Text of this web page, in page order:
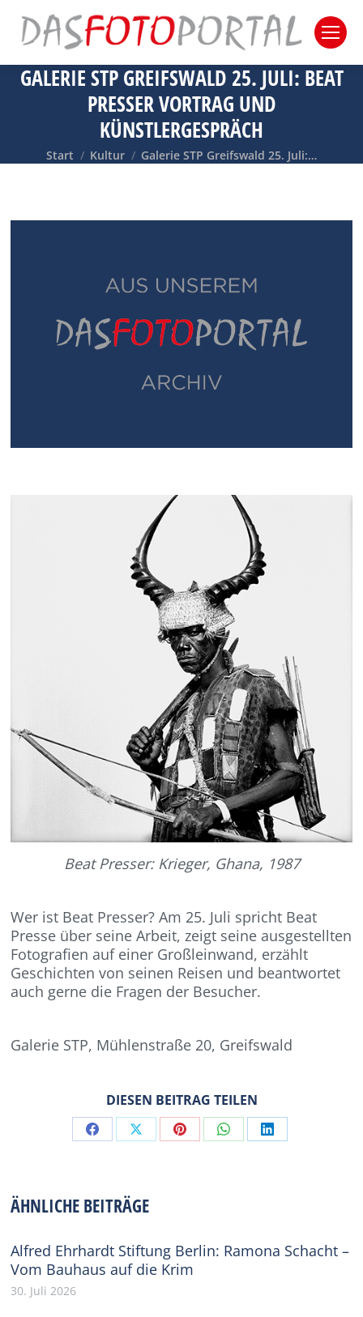
GALERIE STP GREIFSWALD 25. JULI: BEAT
PRESSER VORTRAG UND
KÜNSTLERGESPRÄCH
Sie befinden sich hier:
Start Kultur Galerie STP Greifswald 25. Juli:…
Beat Presser: Krieger, Ghana, 1987
Wer ist Beat Presser? Am 25. Juli spricht Beat
Presse über seine Arbeit, zeigt seine ausgestellten
Fotografien auf einer Großleinwand, erzählt
Geschichten von seinen Reisen und beantwortet
auch gerne die Fragen der Besucher.
Galerie STP, Mühlenstraße 20, Greifswald
DIESEN BEITRAG TEILEN
Share Share Share Share Share
ÄHNLICHE BEITRÄGE
Alfred Ehrhardt Stiftung Berlin: Ramona Schacht –
Vom Bauhaus auf die Krim
30. Juli 2026